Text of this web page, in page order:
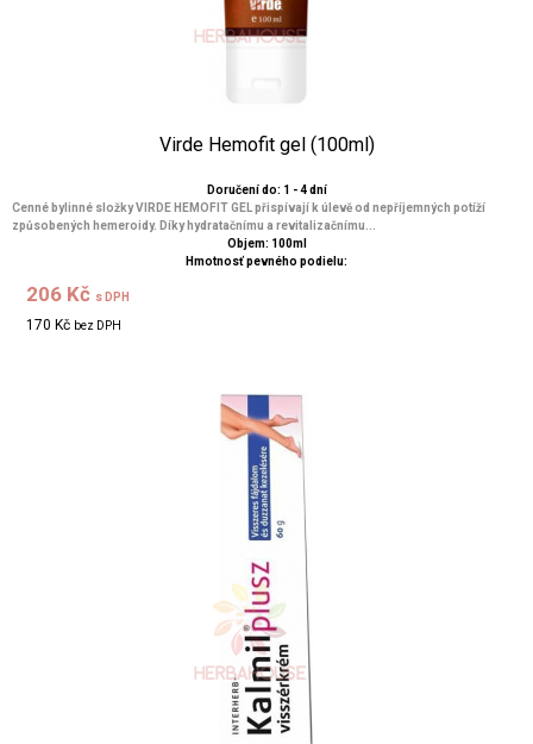
Virde Hemofit gel (100ml)
Doručení do: 1 - 4 dní
Cenné bylinné složky VIRDE HEMOFIT GEL přispívají k úlevě od nepříjemných potíží
způsobených hemeroidy. Díky hydratačnímu a revitalizačnímu...
Objem: 100ml
Hmotnosť pevného podielu:
206 Kč s DPH
170 Kč bez DPH